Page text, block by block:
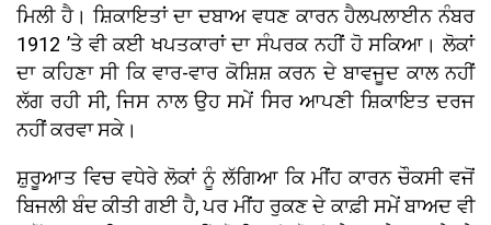
ਮਿਲੀ ਹੈ। ਸ਼ਿਕਾਇਤਾਂ ਦਾ ਦਬਾਅ ਵਧਣ ਕਾਰਨ ਹੈਲਪਲਾਈਨ ਨੰਬਰ
1912 ’ਤੇ ਵੀ ਕਈ ਖਪਤਕਾਰਾਂ ਦਾ ਸੰਪਰਕ ਨਹੀਂ ਹੋ ਸਕਿਆ। ਲੋਕਾਂ
ਦਾ ਕਹਿਣਾ ਸੀ ਕਿ ਵਾਰ-ਵਾਰ ਕੋਸ਼ਿਸ਼ ਕਰਨ ਦੇ ਬਾਵਜੂਦ ਕਾਲ ਨਹੀਂ
ਲੱਗ ਰਹੀ ਸੀ, ਜਿਸ ਨਾਲ ਉਹ ਸਮੇਂ ਸਿਰ ਆਪਣੀ ਸ਼ਿਕਾਇਤ ਦਰਜ
ਨਹੀਂ ਕਰਵਾ ਸਕੇ।
ਸ਼ੁਰੂਆਤ ਵਿਚ ਵਧੇਰੇ ਲੋਕਾਂ ਨੂੰ ਲੱਗਿਆ ਕਿ ਮੀਂਹ ਕਾਰਨ ਚੌਕਸੀ ਵਜੋਂ
ਬਿਜਲੀ ਬੰਦ ਕੀਤੀ ਗਈ ਹੈ, ਪਰ ਮੀਂਹ ਰੁਕਣ ਦੇ ਕਾਫ਼ੀ ਸਮੇਂ ਬਾਅਦ ਵੀ